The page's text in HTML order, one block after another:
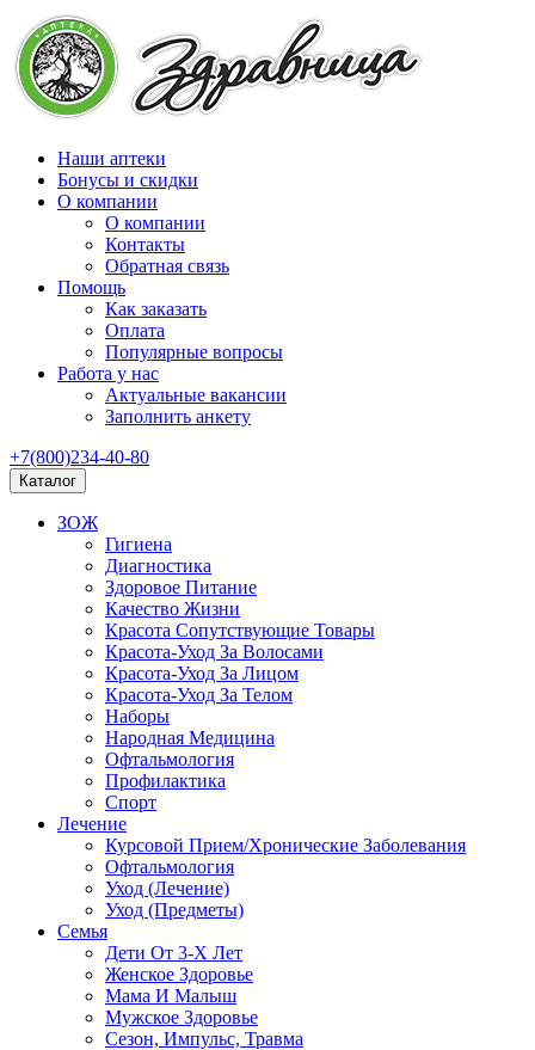
Наши аптеки
Бонусы и скидки
О компании
О компании
Контакты
Обратная связь
Помощь
Как заказать
Оплата
Популярные вопросы
Работа у нас
Актуальные вакансии
Заполнить анкету
+7(800)234-40-80
Каталог
ЗОЖ
Гигиена
Диагностика
Здоровое Питание
Качество Жизни
Красота Сопутствующие Товары
Красота-Уход За Волосами
Красота-Уход За Лицом
Красота-Уход За Телом
Наборы
Народная Медицина
Офтальмология
Профилактика
Спорт
Лечение
Курсовой Прием/Хронические Заболевания
Офтальмология
Уход (Лечение)
Уход (Предметы)
Семья
Дети От 3-Х Лет
Женское Здоровье
Мама И Малыш
Мужское Здоровье
Сезон, Импульс, Травма